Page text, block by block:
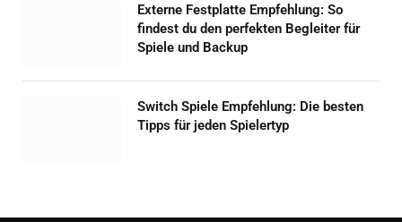
Externe Festplatte Empfehlung: So
findest du den perfekten Begleiter für
Spiele und Backup
Switch Spiele Empfehlung: Die besten
Tipps für jeden Spielertyp